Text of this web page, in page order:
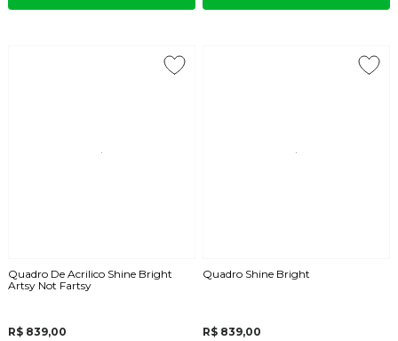
Quadro De Acrilico Shine Bright
Artsy Not Fartsy
R$ 839,00
Quadro Shine Bright
R$ 839,00